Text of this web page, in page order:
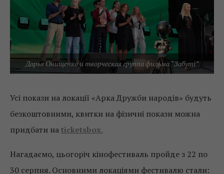
Дарья Онищенко и творческая группа фильма “Забуті”
Усі покази на локації «Арка Дружби народів» будуть
безкоштовними, квитки на фізичні покази можна
придбати наticketsbox.
Нагадаємо, цьогоріч кінофестиваль пройде з 22 по
30 серпня. Основними локаціями фестивалю стали: